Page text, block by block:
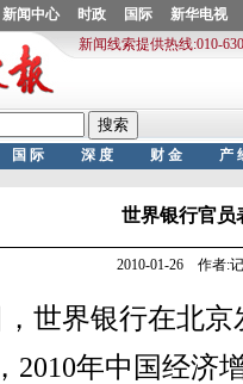
世界银行官员
2010-01-26 作者:
世界银行在北京
2010年中国经济